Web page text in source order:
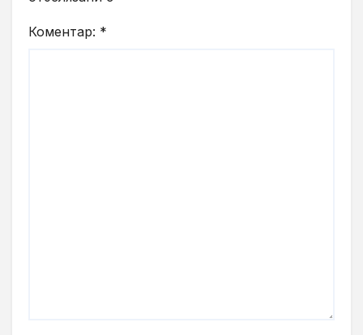
Коментар: *